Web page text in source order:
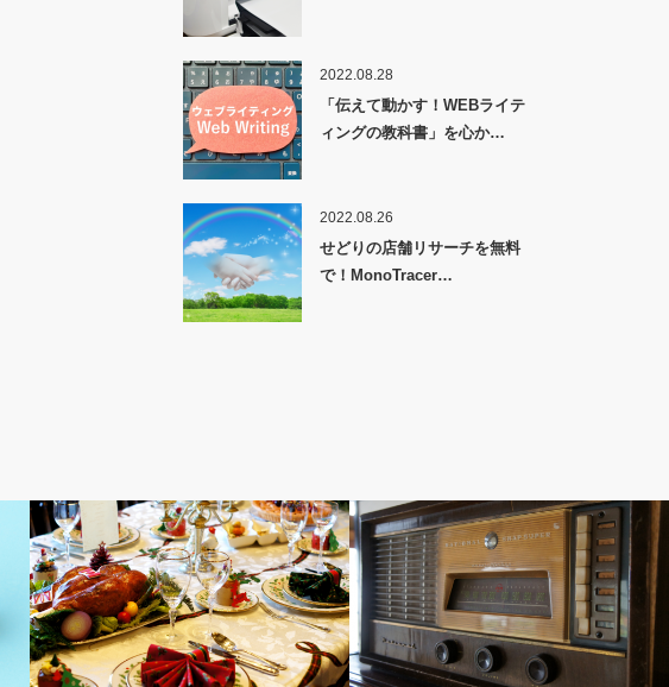
2022.08.28
「伝えて動かす！WEBライテ
ィングの教科書」を心か…
2022.08.26
せどりの店舗リサーチを無料
で！MonoTracer…